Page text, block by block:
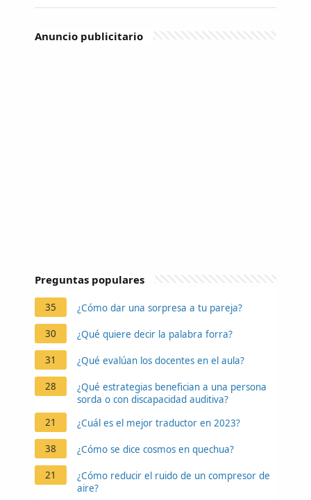
Anuncio publicitario
Preguntas populares
35 ¿Cómo dar una sorpresa a tu pareja?
30 ¿Qué quiere decir la palabra forra?
31 ¿Qué evalúan los docentes en el aula?
28
¿Qué estrategias benefician a una persona
sorda o con discapacidad auditiva?
21
¿Cuál es el mejor traductor en 2023?
38 ¿Cómo se dice cosmos en quechua?
21
¿Cómo reducir el ruido de un compresor de
aire?